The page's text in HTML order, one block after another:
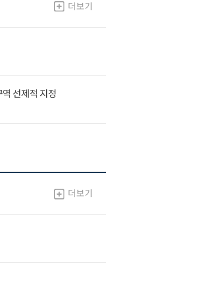
더보기
선제적 지정
더보기